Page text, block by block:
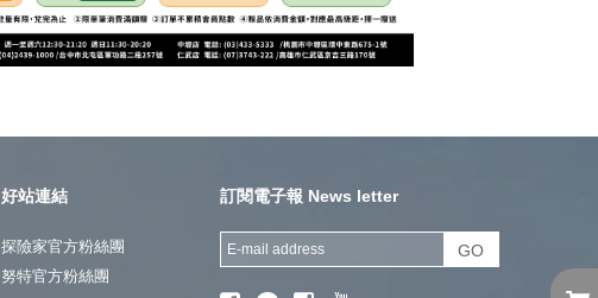
好站連結
探險家官方粉絲團
努特官方粉絲團
訂閱電子報 News letter
GO